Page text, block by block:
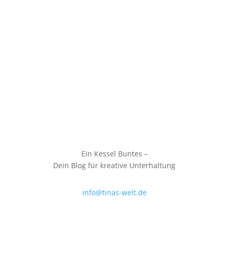
Ein Kessel Buntes –
Dein Blog für kreative Unterhaltung
info@tinas-welt.de